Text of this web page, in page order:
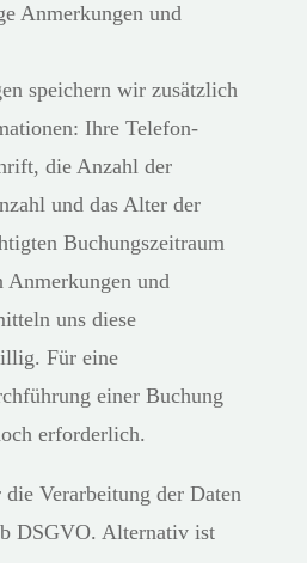
Anmerkungen und
speichern wir zusätzlich
Ihre Telefon-
die Anzahl der
und das Alter der
Buchungszeitraum
Anmerkungen und
uns diese
Für eine
einer Buchung
erforderlich.
Verarbeitung der Daten
DSGVO. Alternativ ist